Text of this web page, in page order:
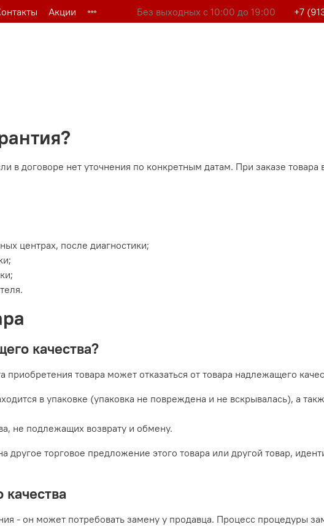
Акции Без выходных с 10:00 до 19:00 +7
в договоре нет уточнения по конкретным датам. При заказе товара
центрах, после диагностики;
качества?
товара может отказаться от товара надлежащего
в упаковке (упаковка не повреждена и не вскрывалась), а
не подлежащих возврату и обмену.
другое торговое предложение этого товара или другой товар,
- он может потребовать замену у продавца. Процесс процедуры